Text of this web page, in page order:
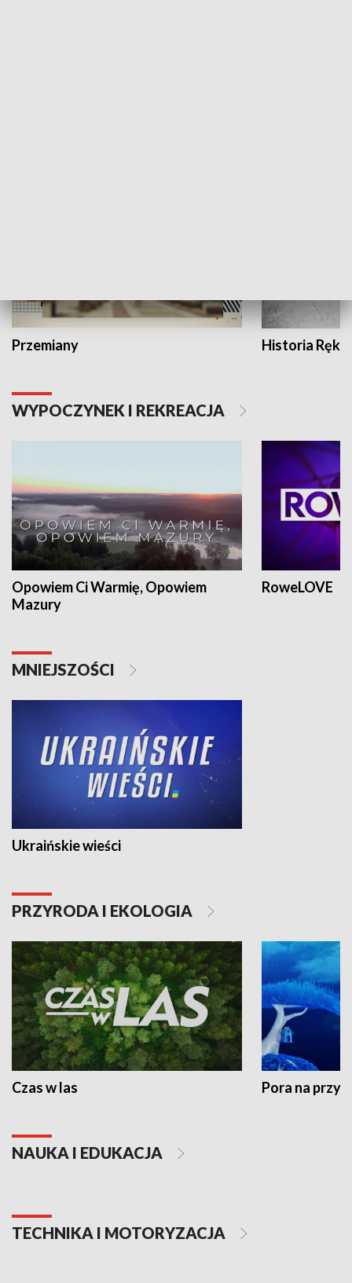
Przemiany Historia Ręką
WYPOCZYNEK I REKREACJA
Opowiem Ci Warmię, Opowiem
Mazury
RoweLOVE
MNIEJSZOŚCI
Ukraińskie wieści
PRZYRODA I EKOLOGIA
Czas w las Pora na
NAUKA I EDUKACJA
TECHNIKA I MOTORYZACJA